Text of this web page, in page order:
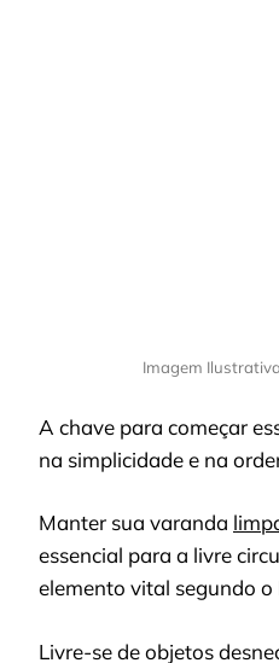
Imagem
A chave para começar
na simplicidade e na
Manter sua varanda
essencial para a livre
elemento vital segundo o
Livre-se de objetos